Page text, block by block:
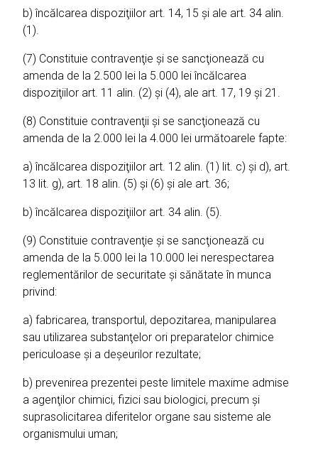
b) încălcarea dispoziţiilor art. 14, 15 şi ale art. 34 alin.
(1).
(7) Constituie contravenţie şi se sancţionează cu
amenda de la 2.500 lei la 5.000 lei încălcarea
dispoziţiilor art. 11 alin. (2) şi (4), ale art. 17, 19 şi 21.
(8) Constituie contravenţii şi se sancţionează cu
amenda de la 2.000 lei la 4.000 lei următoarele fapte:
a) încălcarea dispoziţiilor art. 12 alin. (1) lit. c) şi d), art.
13 lit. g), art. 18 alin. (5) şi (6) şi ale art. 36;
b) încălcarea dispoziţiilor art. 34 alin. (5).
(9) Constituie contravenţie şi se sancţionează cu
amenda de la 5.000 lei la 10.000 lei nerespectarea
reglementărilor de securitate şi sănătate în munca
privind:
a) fabricarea, transportul, depozitarea, manipularea
sau utilizarea substanţelor ori preparatelor chimice
periculoase şi a deşeurilor rezultate;
b) prevenirea prezentei peste limitele maxime admise
a agenţilor chimici, fizici sau biologici, precum şi
suprasolicitarea diferitelor organe sau sisteme ale
organismului uman;